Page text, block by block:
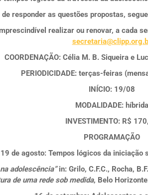
responder as questões propostas,
realizar ou renovar, a cada
COORDENAÇÃO: Célia M. B. Siqueira e
PERIODICIDADE: terças-feiras
INÍCIO: 19/08
MODALIDADE:híbrida
INVESTIMENTO: R$
PROGRAMAÇÃO
19 de agosto: Tempos lógicos da iniciação
adolescência”in: Grilo, C.F.C., Rocha,
de uma rede sob medida, Belo